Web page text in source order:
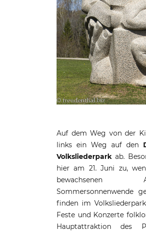
Auf dem Weg von der
links ein Weg auf den
Volksliederpark ab.
hier am 21. Juni zu,
Sommersonnenwende
finden im
Feste und Konzerte
Hauptattraktion des